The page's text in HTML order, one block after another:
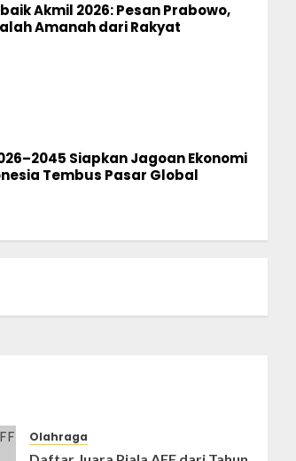
Akmil 2026: Pesan Prabowo,
Amanah dari Rakyat
Siapkan Jagoan Ekonomi
Tembus Pasar Global
Olahraga